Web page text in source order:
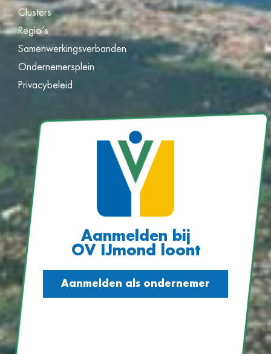
Clusters
Regio’s
Samenwerkingsverbanden
Ondernemersplein
Privacybeleid
Aanmelden bij
OV IJmond loont
Aanmelden als ondernemer